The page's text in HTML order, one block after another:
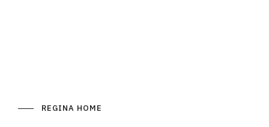
REGINA HOME